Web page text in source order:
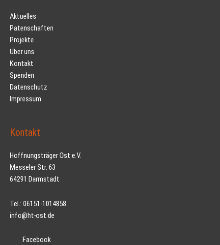
Aktuelles
Patenschaften
Projekte
Über uns
Kontakt
Spenden
Datenschutz
Impressum
Kontakt
Hoffnungsträger Ost e.V.
Messeler Str. 63
64291 Darmstadt
Tel.: 06151-1014858
info@ht-ost.de
Facebook